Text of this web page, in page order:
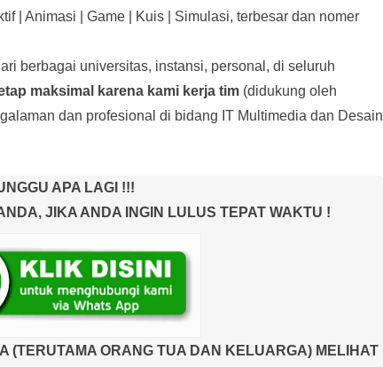
| Animasi | Game | Kuis | Simulasi, terbesar dan nomer
berbagai universitas, instansi, personal, di seluruh
maksimal karena kami kerja tim (didukung oleh
dan profesional di bidang IT Multimedia dan Desain
APA LAGI !!!
JIKA ANDA INGIN LULUS TEPAT WAKTU !
(TERUTAMA ORANG TUA DAN KELUARGA) MELIHAT